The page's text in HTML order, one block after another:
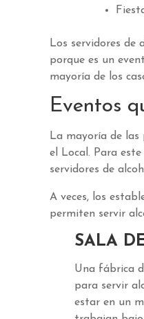
Los servidores de
porque es un
mayoría de los
Eventos
La mayoría de
el Local. Para
servidores de
A veces, los
permiten servir
SALA
Una fábrica
para servir
estar en un